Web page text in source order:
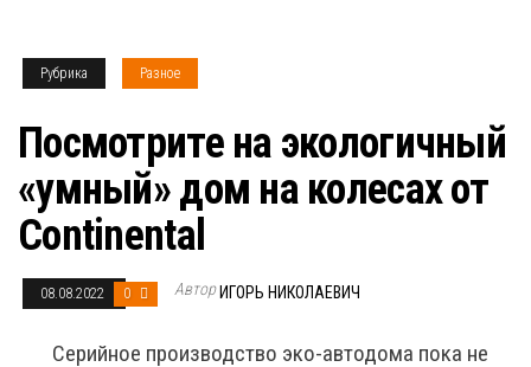
Рубрика Разное
Посмотрите на экологичный
«умный» дом на колесах от
Continental
08.08.2022 0 Автор ИГОРЬ НИКОЛАЕВИЧ
Серийное производство эко-автодома пока не